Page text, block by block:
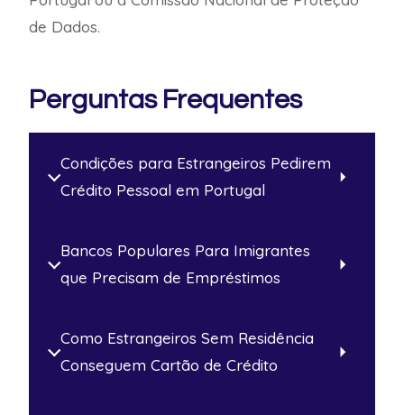
de Dados.
Perguntas Frequentes
Condições para Estrangeiros Pedirem
Crédito Pessoal em Portugal
Bancos Populares Para Imigrantes
que Precisam de Empréstimos
Como Estrangeiros Sem Residência
Conseguem Cartão de Crédito